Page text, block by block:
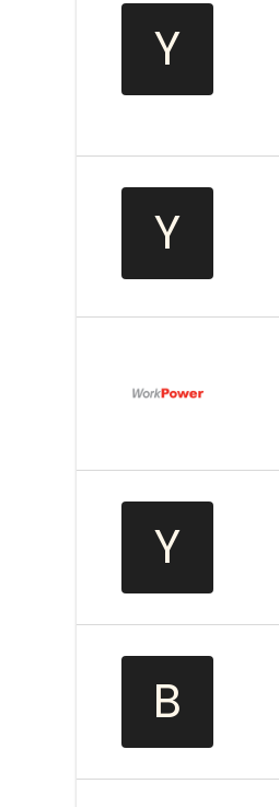
Y
Y
Y
B